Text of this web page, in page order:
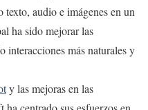
audio e imágenes en un
ha sido mejorar las
interacciones más naturales y
y las mejoras en las